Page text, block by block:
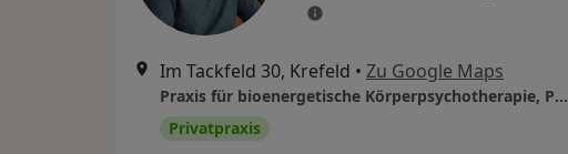
Im Tackfeld 30, Krefeld • Zu Google Maps
Praxis für bioenergetische Körperpsychotherapie, Positive Psychologie & klassische Homöopathie
Privatpraxis